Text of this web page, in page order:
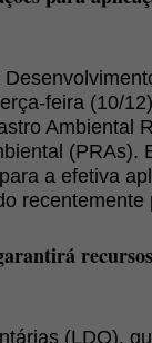
feira (10/
Ambiental
(PRAs).
a efetiva
recentemente
(LDO),